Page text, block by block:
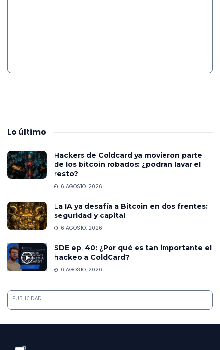
Lo último
Hackers de Coldcard ya movieron parte
de los bitcoin robados: ¿podrán lavar el
resto?
6 AGOSTO, 2026
La IA ya desafía a Bitcoin en dos frentes:
seguridad y capital
6 AGOSTO, 2026
SDE ep. 40: ¿Por qué es tan importante el
hackeo a ColdCard?
6 AGOSTO, 2026
PUBLICIDAD